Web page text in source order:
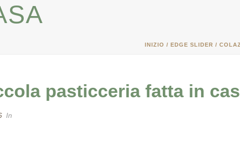
INIZIO / EDGE SLIDER /
pasticceria fatta in
In